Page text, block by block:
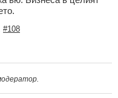
#108